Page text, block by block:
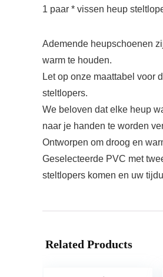
1 paar * vissen heup
Ademende heupschoenen
warm te houden.
Let op onze maattabel voor
steltlopers.
We beloven dat elke heup
naar je handen te worden
Ontworpen om droog en
Geselecteerde PVC met
steltlopers komen en uw
Related Products